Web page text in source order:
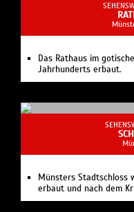
Das Rathaus im
Jahrhunderts erbaut.
Münsters Stadtschloss
erbaut und nach dem